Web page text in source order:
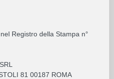
Registro della Stampa n°
81 00187 ROMA